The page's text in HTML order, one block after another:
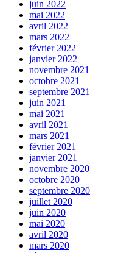
juin 2022
mai 2022
avril 2022
mars 2022
février 2022
janvier 2022
novembre 2021
octobre 2021
septembre 2021
juin 2021
mai 2021
avril 2021
mars 2021
février 2021
janvier 2021
novembre 2020
octobre 2020
septembre 2020
juillet 2020
juin 2020
mai 2020
avril 2020
mars 2020